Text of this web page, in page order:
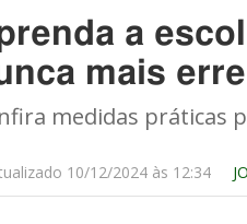
a
mais
medidas práticas
10/12/2024 às 12:34